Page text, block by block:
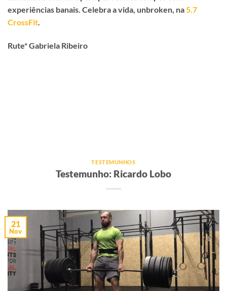
experiências banais. Celebra a vida, unbroken, na5.7
CrossFit.
Rute* Gabriela Ribeiro
TESTEMUNHOS
Testemunho: Ricardo Lobo
21
Nov